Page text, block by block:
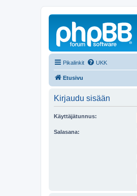
Pikalinkit UKK
Etusivu
Kirjaudu sisään
Käyttäjätunnus:
Salasana: